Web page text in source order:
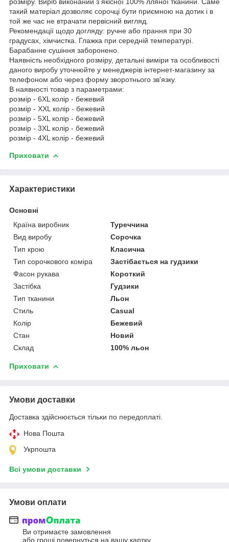
такий матеріал дозволяє сорочці бути приємною на дотик і в
той же час не втрачати первісний вигляд.
Рекомендації щодо догляду: ручне або прання при 30
градусах, хімчистка. Глажка при середній температурі.
Барабанне сушіння заборонено.
Наявність необхідного розміру, детальні виміри та особливості
даного виробу уточнюйте у менеджерів інтернет-магазину за
телефоном або через форму зворотнього зв'язку.
В наявності товар з параметрами:
розмір - 6XL колір - бежевий
розмір - XXL колір - бежевий
розмір - 5XL колір - бежевий
розмір - 3XL колір - бежевий
розмір - 4XL колір - бежевий
Приховати
Характеристики
Основні
Країна виробник
Туреччина
Вид виробу
Сорочка
Тип крою
Класична
Тип сорочкового коміра
Застібається на гудзики
Фасон рукава
Короткий
Застібка
Гудзики
Тип тканини
Льон
Стиль
Casual
Колір
Бежевий
Стан
Новий
Склад
100% льон
Приховати
Умови доставки
Доставка здійснюється тільки по передоплаті.
Нова Пошта
Укрпошта
Всі умови доставки
Умови оплати
Ви отримаєте замовлення
або гроші повернуться на вашу картку